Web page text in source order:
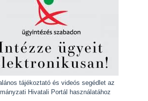
tájékoztató és videós segédlet az
Hivatali Portál használatához